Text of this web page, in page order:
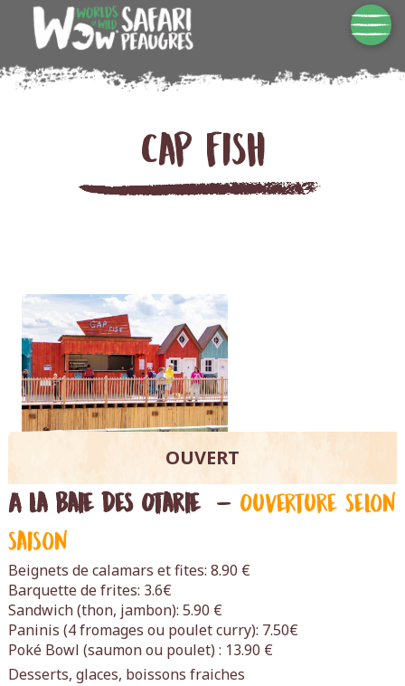
Cap fish
OUVERT
A la Baie des Otarie– Ouverture selon
saison
Beignets de calamars et fites: 8.90 €
Barquette de frites: 3.6€
Sandwich (thon, jambon): 5.90 €
Paninis (4 fromages ou poulet curry): 7.50€
Poké Bowl (saumon ou poulet) : 13.90 €
Desserts, glaces, boissons fraiches